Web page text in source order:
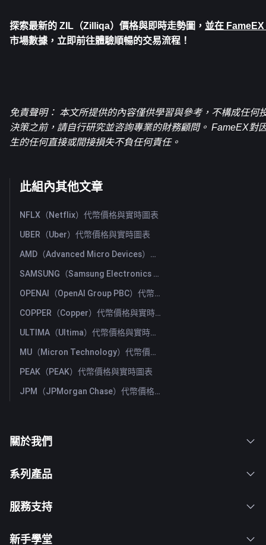
探索最新的 ZIL（Zilliqa） 價格與即時走勢圖， 並在
市場數據，立即前往體驗順暢的交易流程！
免責聲明： 本文所提供的內容僅供學習與參考，不構成任何
決策之前，請自行研究並咨詢專業的財務顧問。 FameEX對
生的任何直接或間接損失不負任何責任。
此組內其他文章
NFLX（Netflix）代幣價格與實時圖表
UBER（Uber）代幣價格與實時圖表
AMD（Advanced Micro Devices）代幣價格與實時圖表
SAMSUNG（Samsung Electronics Co., Ltd）代幣價格與實時圖表
OPENAI（OpenAI Group PBC）代幣價格與實時圖表
COPPER（Copper）代幣價格與實時圖表
ULTIMA（Ultima）代幣價格與實時圖表
MU（Micron Technology）代幣價格與實時圖表
PEAK（PEAK）代幣價格與實時圖表
JPM（JPMorgan Chase）代幣價格與實時圖表
關於我們
系列產品
服務支持
新手學堂